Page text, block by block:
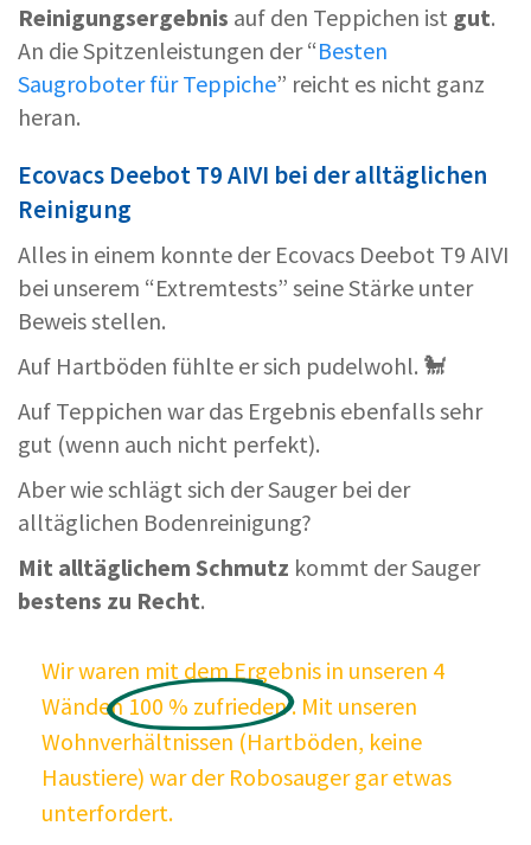
Reinigungsergebnis auf den Teppichen ist gut.
An die Spitzenleistungen der “Besten
Saugroboter für Teppiche” reicht es nicht ganz
heran.
Ecovacs Deebot T9 AIVI bei der alltäglichen
Reinigung
Alles in einem konnte der Ecovacs Deebot T9 AIVI
bei unserem “Extremtests” seine Stärke unter
Beweis stellen.
Auf Hartböden fühlte er sich pudelwohl. 🐩
Auf Teppichen war das Ergebnis ebenfalls sehr
gut (wenn auch nicht perfekt).
Aber wie schlägt sich der Sauger bei der
alltäglichen Bodenreinigung?
Mit alltäglichem Schmutz kommt der Sauger
bestens zu Recht.
Wir waren mit dem Ergebnis in unseren 4
Wänden100 % zufrieden. Mit unseren
Wohnverhältnissen (Hartböden, keine
Haustiere) war der Robosauger gar etwas
unterfordert.